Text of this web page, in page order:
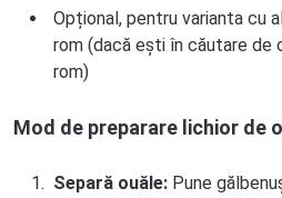
Opțional, pentru varianta cu
rom (dacă ești în căutare de
rom)
Mod de preparare lichior de
Separă ouăle: Pune